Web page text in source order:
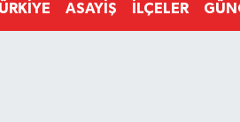
ASAYİŞ İLÇELER